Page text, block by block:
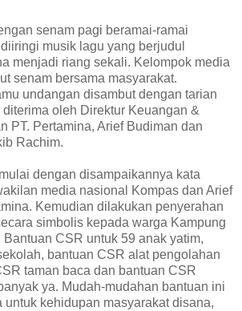
senam pagi beramai-ramai
musik lagu yang berjudul
menjadi riang sekali. Kelompok media
senam bersama masyarakat.
undangan disambut dengan tarian
oleh Direktur Keuangan &
PT. Pertamina, Arief Budiman dan
Rachim.
dengan disampaikannya kata
media nasional Kompas dan Arief
Kemudian dilakukan penyerahan
simbolis kepada warga Kampung
CSR untuk 59 anak yatim,
bantuan CSR alat pengolahan
taman baca dan bantuan CSR
ya. Mudah-mudahan bantuan ini
untuk kehidupan masyarakat disana,